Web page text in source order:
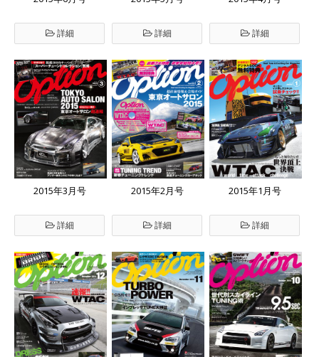
詳細 詳細 詳細
2015年3月号
詳細
2015年2月号
詳細
2015年1月号
詳細